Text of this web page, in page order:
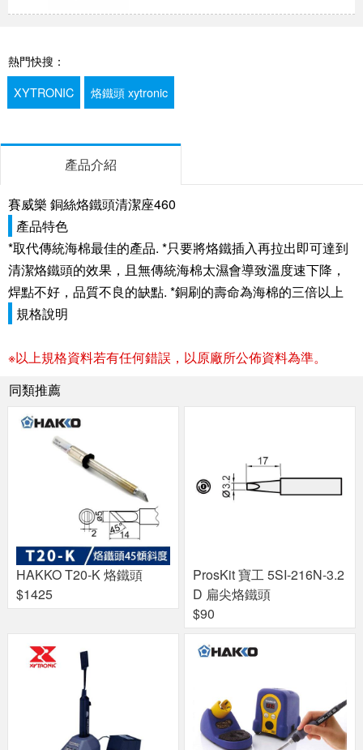
熱門快搜：
XYTRONIC
烙鐵頭 xytronic
產品介紹
賽威樂 銅絲烙鐵頭清潔座460
產品特色
*取代傳統海棉最佳的產品. *只要將烙鐵插入再拉出即可達到
清潔烙鐵頭的效果，且無傳統海棉太濕會導致溫度速下降，
焊點不好，品質不良的缺點. *銅刷的壽命為海棉的三倍以上
規格說明
※以上規格資料若有任何錯誤，以原廠所公佈資料為準。
同類推薦
HAKKO T20-K 烙鐵頭
$1425
ProsKit 寶工 5SI-216N-3.2
D 扁尖烙鐵頭
$90